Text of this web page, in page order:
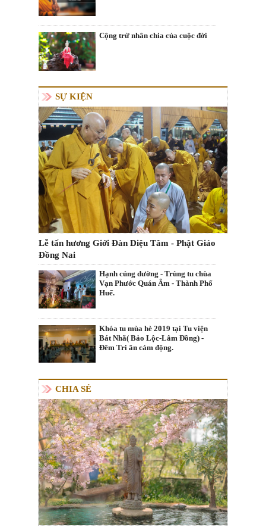
Cộng trừ nhân chia của cuộc đời
SỰ KIỆN
Lễ tấn hương Giới Đàn Diệu Tâm - Phật Giáo
Đồng Nai
Hạnh cúng dường - Trùng tu chùa
Vạn Phước Quán Âm - Thành Phố
Huế.
Khóa tu mùa hè 2019 tại Tu viện
Bát Nhã( Bảo Lộc-Lâm Đồng) -
Đêm Tri ân cảm động.
CHIA SẺ